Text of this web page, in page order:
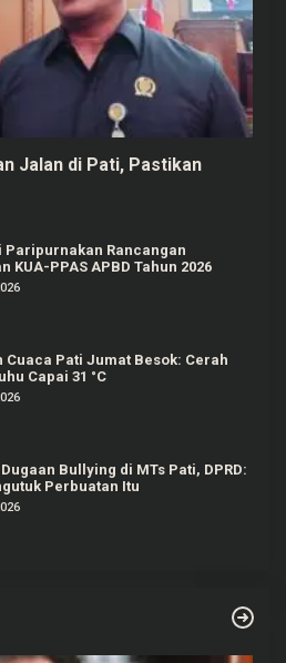
Jalan di Pati, Pastikan
Paripurnakan Rancangan
KUA-PPAS APBD Tahun 2026
Cuaca Pati Jumat Besok: Cerah
Capai 31 °C
Bullying di MTs Pati, DPRD:
Perbuatan Itu